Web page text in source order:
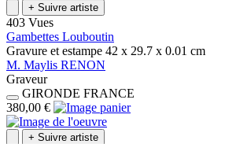
+ Suivre artiste
403 Vues
Gambettes Louboutin
Gravure et estampe 42 x 29.7 x 0.01 cm
M. Maylis RENON
Graveur
GIRONDE FRANCE
380,00 €
+ Suivre artiste